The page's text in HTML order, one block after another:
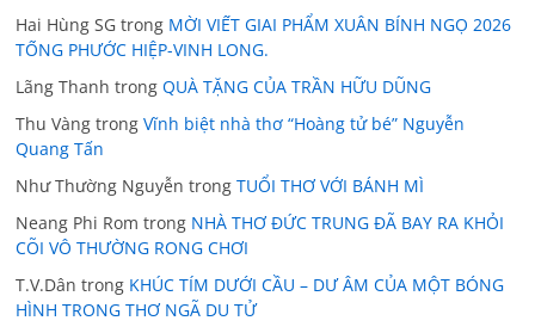
Hai Hùng SG trong MỜI VIẾT GIAI PHẨM XUÂN BÍNH NGỌ 2026
TỐNG PHƯỚC HIỆP-VINH LONG.
Lãng Thanh trongQUÀ TẶNG CỦA TRẦN HỮU DŨNG
Thu Vàng trongVĩnh biệt nhà thơ “Hoàng tử bé” Nguyễn
Quang Tấn
Như Thường Nguyễn trongTUỔI THƠ VỚI BÁNH MÌ
Neang Phi Rom trong NHÀ THƠ ĐỨC TRUNG ĐÃ BAY RA KHỎI
CÕI VÔ THƯỜNG RONG CHƠI
T.V.Dân trong KHÚC TÍM DƯỚI CẦU – DƯ ÂM CỦA MỘT BÓNG
HÌNH TRONG THƠ NGÃ DU TỬ